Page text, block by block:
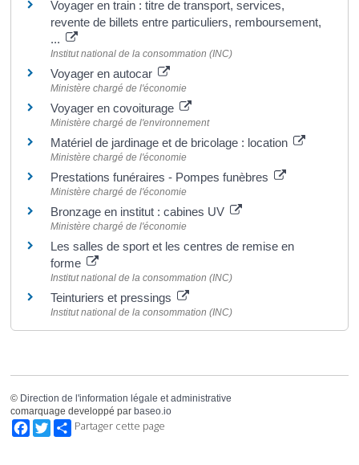
Voyager en train : titre de transport, services,
revente de billets entre particuliers, remboursement,
...
Institut national de la consommation (INC)
Voyager en autocar
Ministère chargé de l'économie
Voyager en covoiturage
Ministère chargé de l'environnement
Matériel de jardinage et de bricolage : location
Ministère chargé de l'économie
Prestations funéraires - Pompes funèbres
Ministère chargé de l'économie
Bronzage en institut : cabines UV
Ministère chargé de l'économie
Les salles de sport et les centres de remise en
forme
Institut national de la consommation (INC)
Teinturiers et pressings
Institut national de la consommation (INC)
© Direction de l'information légale et administrative
comarquage developpé par baseo.io
FacebookTwitterPartager cette page